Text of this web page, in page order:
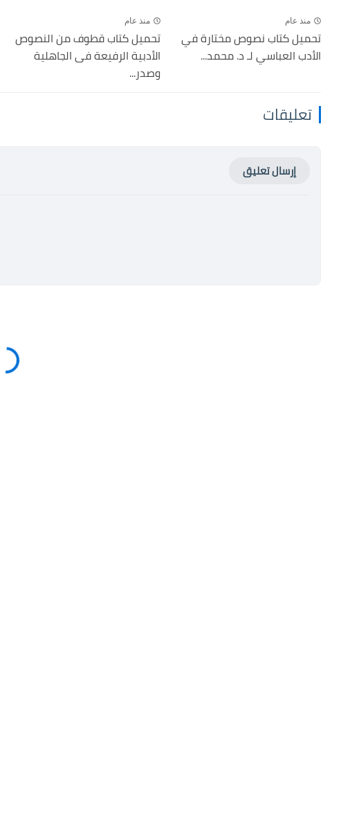
منذ عام
تحميل كتاب نصوص مختارة في
الأدب العباسي لـ د. محمد...
منذ عام
تحميل كتاب قطوف من النصوص
الأدبية الرفيعة فى الجاهلية
وصدر...
تعليقات
إرسال تعليق